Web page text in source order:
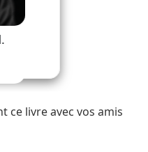
ce livre avec vos amis